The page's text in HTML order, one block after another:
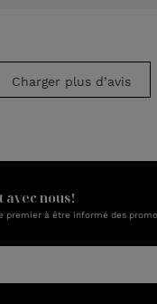
Charger plus d’avis
avec nous!
premier à être informé des